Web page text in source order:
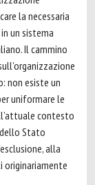
la necessaria
un sistema
Il cammino
non esiste un
uniformare le
contesto
Stato
alla
originariamente